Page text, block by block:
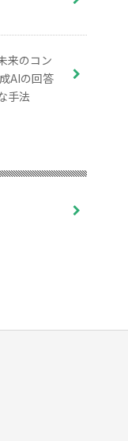
来のコン
AIの回答
手法